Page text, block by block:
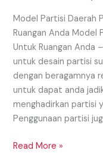
Model Partisi Daerah
Ruangan Anda Model
Untuk Ruangan Anda
untuk desain partisi
dengan beragamnya
untuk dapat anda
menghadirkan partisi
Penggunaan partisi
Read More »